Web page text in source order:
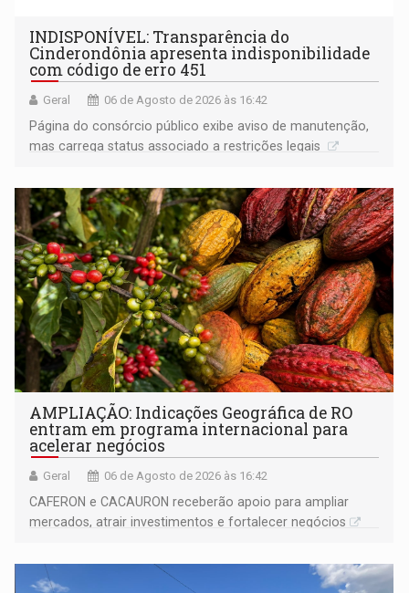
INDISPONÍVEL: Transparência do
Cinderondônia apresenta indisponibilidade
com código de erro 451
Geral 06 de Agosto de 2026 às 16:42
Página do consórcio público exibe aviso de manutenção,
mas carrega status associado a restrições legais
AMPLIAÇÃO: Indicações Geográfica de RO
entram em programa internacional para
acelerar negócios
Geral 06 de Agosto de 2026 às 16:42
CAFERON e CACAURON receberão apoio para ampliar
mercados, atrair investimentos e fortalecer negócios